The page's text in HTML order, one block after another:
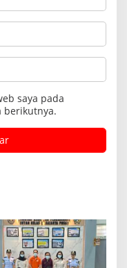
saya pada
berikutnya.